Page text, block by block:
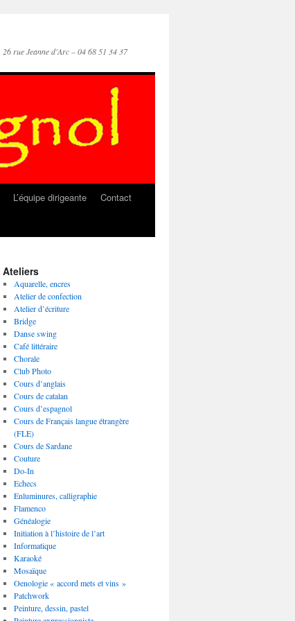
26 rue Jeanne d'Arc – 04 68 51 34 37
L’équipe dirigeante
Contact
Ateliers
Aquarelle, encres
Atelier de confection
Atelier d’écriture
Bridge
Danse swing
Café littéraire
Chorale
Club Photo
Cours d’anglais
Cours de catalan
Cours d’espagnol
Cours de Français langue étrangère
(FLE)
Cours de Sardane
Couture
Do-In
Echecs
Enluminures, calligraphie
Flamenco
Généalogie
Initiation à l’histoire de l’art
Informatique
Karaoké
Mosaïque
Oenologie « accord mets et vins »
Patchwork
Peinture, dessin, pastel